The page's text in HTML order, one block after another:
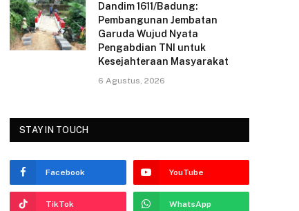
Dandim 1611/Badung:
Pembangunan Jembatan
Garuda Wujud Nyata
Pengabdian TNI untuk
Kesejahteraan Masyarakat
6 Agustus, 2026
STAY IN TOUCH
Facebook YouTube
TikTok WhatsApp